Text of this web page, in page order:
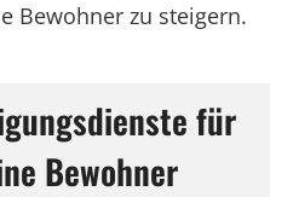
Bewohner zu steigern.
für
Bewohner